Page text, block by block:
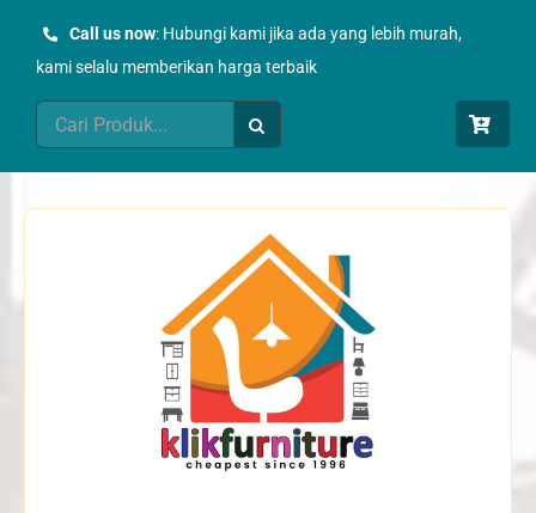
Call us now: Hubungi kami jika ada yang lebih murah,
kami selalu memberikan harga terbaik
Search
for: